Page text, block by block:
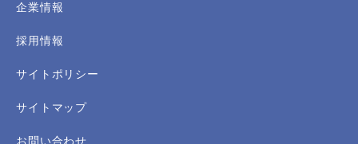
企業情報
採用情報
サイトポリシー
サイトマップ
お問い合わせ